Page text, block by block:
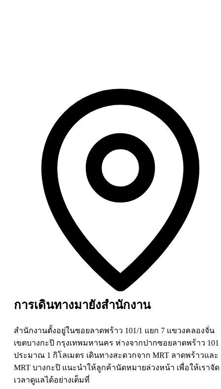
การเดินทางมายังสำนักงาน
สำนักงานตั้งอยู่ในซอยลาดพร้าว 101/1 แยก 7 แขวงคลองจั่น
เขตบางกะปิ กรุงเทพมหานคร ห่างจากปากซอยลาดพร้าว 101
ประมาณ 1 กิโลเมตร เดินทางสะดวกจาก MRT ลาดพร้าวและ
MRT บางกะปิ แนะนำให้ลูกค้านัดหมายล่วงหน้า เพื่อให้เราจัด
เวลาดูแลได้อย่างเต็มที่